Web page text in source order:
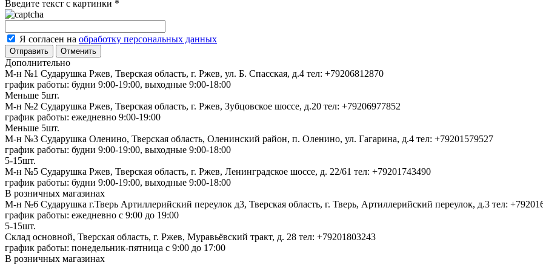
Введите текст с картинки *
Я согласен на обработку персональных данных
Отменить
Дополнительно
М-н №1 Сударушка Ржев, Тверская область, г. Ржев, ул. Б. Спасская, д.4 тел: +79206812870
график работы: будни 9:00-19:00, выходные 9:00-18:00
Меньше 5шт.
М-н №2 Cударушка Ржев, Тверская область, г. Ржев, Зубцовское шоссе, д.20 тел: +79206977852
график работы: ежедневно 9:00-19:00
Меньше 5шт.
М-н №3 Сударушка Оленино, Тверская область, Оленинский район, п. Оленино, ул. Гагарина, д.4 тел: +79201579527
график работы: будни 9:00-19:00, выходные 9:00-18:00
5-15шт.
М-н №5 Сударушка Ржев, Тверская область, г. Ржев, Ленинградское шоссе, д. 22/61 тел: +79201743490
график работы: будни 9:00-19:00, выходные 9:00-18:00
В розничных магазинах
М-н №6 Сударушка г.Тверь Артиллерийский переулок д3, Тверская область, г. Тверь, Артиллерийский переулок, д.3 тел:
график работы: ежедневно с 9:00 до 19:00
5-15шт.
Склад основной, Тверская область, г. Ржев, Муравьёвский тракт, д. 28 тел: +79201803243
график работы: понедельник-пятница с 9:00 до 17:00
В розничных магазинах